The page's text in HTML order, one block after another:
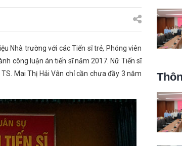
Nhà trường với các Tiến sĩ trẻ, Phóng viên
công luận án tiến sĩ năm 2017. Nữ Tiến sĩ
Mai Thị Hải Vân chỉ cần chưa đầy 3 năm